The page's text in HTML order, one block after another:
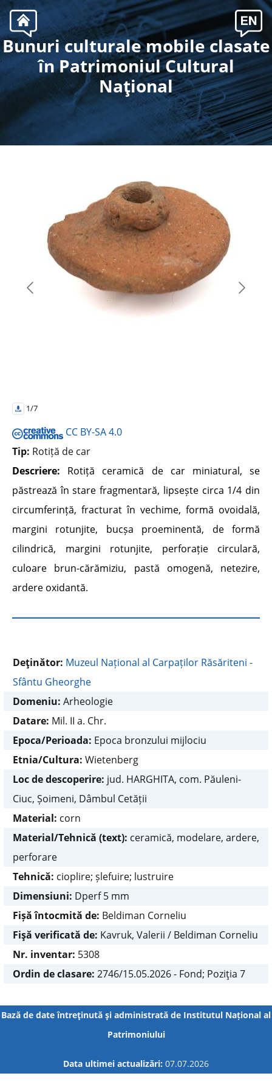
.
Bunuri culturale mobile clasate
în Patrimoniul Cultural
Naţional
1/7
CC BY-SA 4.0
Tip: Rotiță de car
Descriere: Rotiță ceramică de car miniatural, se
păstrează în stare fragmentară, lipsește circa 1/4 din
circumferință, fracturat în vechime, formă ovoidală,
margini rotunjite, bucșa proeminentă, de formă
cilindrică, margini rotunjite, perforație circulară,
culoare brun-cărămiziu, pastă omogenă, netezire,
ardere oxidantă.
Deţinător: Muzeul Național al Carpaților Răsăriteni -
Sfântu Gheorghe
Domeniu: Arheologie
Datare: Mil. II a. Chr.
Epoca/Perioada: Epoca bronzului mijlociu
Etnia/Cultura: Wietenberg
Loc de descoperire: jud. HARGHITA, com. Păuleni-
Ciuc, Șoimeni, Dâmbul Cetății
Material: corn
Material/Tehnică (text): ceramică, modelare, ardere,
perforare
Tehnică: cioplire; șlefuire; lustruire
Dimensiuni: Dperf 5 mm
Fișă întocmită de: Beldiman Corneliu
Fişă verificată de: Kavruk, Valerii / Beldiman Corneliu
Nr. inventar: 5308
Ordin de clasare: 2746/15.05.2026 - Fond; Poziţia 7
Bază de date întreţinută şi administrată de Institutul Național al
Patrimoniului
Data ultimei actualizări: 07.07.2026